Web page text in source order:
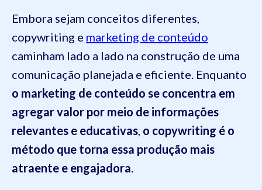
Embora sejam conceitos diferentes,
copywriting e marketing de conteúdo
caminham lado a lado na construção de uma
comunicação planejada e eficiente. Enquanto
o marketing de conteúdo se concentra em
agregar valor por meio de informações
relevantes e educativas o copywriting é o
método que torna essa produção mais
atraente e engajadora